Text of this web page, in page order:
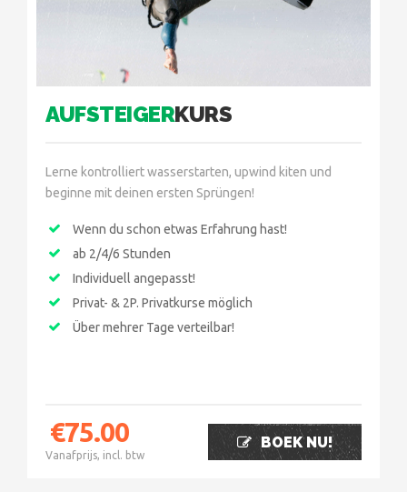
AUFSTEIGERKURS
Lerne kontrolliert wasserstarten, upwind kiten und
beginne mit deinen ersten Sprüngen!
Wenn du schon etwas Erfahrung hast!
ab 2/4/6 Stunden
Individuell angepasst!
Privat- & 2P. Privatkurse möglich
Über mehrer Tage verteilbar!
€75.00
Vanafprijs, incl. btw
BOEK NU!